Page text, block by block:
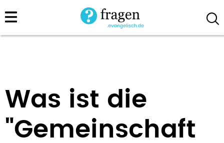
Direkt
zum
Was ist die
"Gemeinschaft